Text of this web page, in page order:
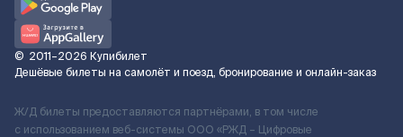
© 2011–2026 Купибилет
Дешёвые билеты на самолёт и поезд, бронирование и онлайн-заказ
Ж/Д билеты предоставляются партнёрами, в том числе
с использованием веб-системы ООО «РЖД – Цифровые